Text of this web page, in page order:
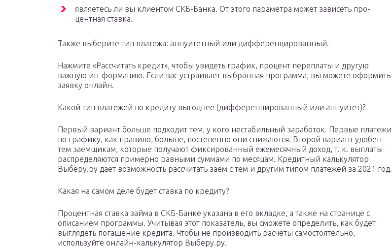
являетесь ли вы клиентом СКБ-Банка. От этого параметра может зависеть про-
центная ставка.
Также выберите тип платежа: аннуитетный или дифференцированный.
Нажмите «Рассчитать кредит», чтобы увидеть график, процент переплаты и другую
важную ин-формацию. Если вас устраивает выбранная программа, вы можете оформить
заявку онлайн.
Какой тип платежей по кредиту выгоднее (дифференцированный или аннуитет)?
Первый вариант больше подходит тем, у кого нестабильный заработок. Первые платежи
по графику, как правило, больше, постепенно они снижаются. Второй вариант удобен
тем заемщикам, которые получают фиксированный ежемесячный доход, т. к. выплаты
распределяются примерно равными суммами по месяцам. Кредитный калькулятор
Выберу.ру дает возможность рассчитать заем с тем и другим типом платежей за 2021 год.
Какая на самом деле будет ставка по кредиту?
Процентная ставка займа в СКБ-Банке указана в его вкладке, а также на странице с
описанием программы. Учитывая этот показатель, вы сможете определить, как будет
выглядеть погашение кредита. Чтобы не производить расчеты самостоятельно,
используйте онлайн-калькулятор Выберу.ру.